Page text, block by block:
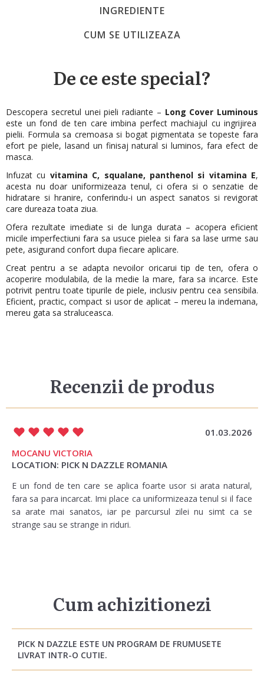
INGREDIENTE
CUM SE UTILIZEAZA
De ce este special?
Descopera secretul unei pieli radiante – Long Cover Luminous
este un fond de ten care imbina perfect machiajul cu ingrijirea
pielii. Formula sa cremoasa si bogat pigmentata se topeste fara
efort pe piele, lasand un finisaj natural si luminos, fara efect de
masca.
Infuzat cu vitamina C, squalane, panthenol si vitamina E,
acesta nu doar uniformizeaza tenul, ci ofera si o senzatie de
hidratare si hranire, conferindu-i un aspect sanatos si revigorat
care dureaza toata ziua.
Ofera rezultate imediate si de lunga durata – acopera eficient
micile imperfectiuni fara sa usuce pielea si fara sa lase urme sau
pete, asigurand confort dupa fiecare aplicare.
Creat pentru a se adapta nevoilor oricarui tip de ten, ofera o
acoperire modulabila, de la medie la mare, fara sa incarce. Este
potrivit pentru toate tipurile de piele, inclusiv pentru cea sensibila.
Eficient, practic, compact si usor de aplicat – mereu la indemana,
mereu gata sa straluceasca.
Recenzii de produs
01.03.2026
MOCANU VICTORIA
LOCATION: PICK N DAZZLE ROMANIA
E un fond de ten care se aplica foarte usor si arata natural,
fara sa para incarcat. Imi place ca uniformizeaza tenul si il face
sa arate mai sanatos, iar pe parcursul zilei nu simt ca se
strange sau se strange in riduri.
Cum achizitionezi
PICK N DAZZLE ESTE UN PROGRAM DE FRUMUSETE
LIVRAT INTR-O CUTIE.